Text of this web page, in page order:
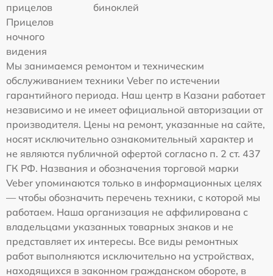
прицелов
биноклей
Прицелов
ночного
видения
Мы занимаемся ремонтом и техническим
обслуживанием техники Veber по истечении
гарантийного периода. Наш центр в Казани работает
независимо и не имеет официальной авторизации от
производителя. Цены на ремонт, указанные на сайте,
носят исключительно ознакомительный характер и
не являются публичной офертой согласно п. 2 ст. 437
ГК РФ. Названия и обозначения торговой марки
Veber упоминаются только в информационных целях
— чтобы обозначить перечень техники, с которой мы
работаем. Наша организация не аффилирована с
владельцами указанных товарных знаков и не
представляет их интересы. Все виды ремонтных
работ выполняются исключительно на устройствах,
находящихся в законном гражданском обороте, в